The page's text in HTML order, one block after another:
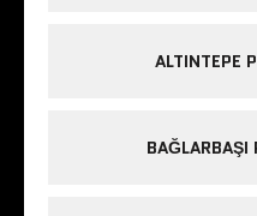
ALTINTEPE
BAĞLARBAŞI